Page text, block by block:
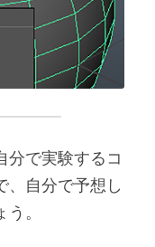
分で実験するコ
、自分で予想し
。